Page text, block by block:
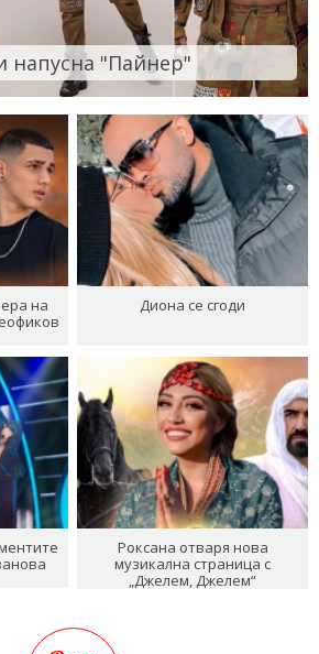
напусна "Пайнер"
на
Диона се сгоди
Роксана отваря нова
музикална страница с
„Джелем, Джелем“